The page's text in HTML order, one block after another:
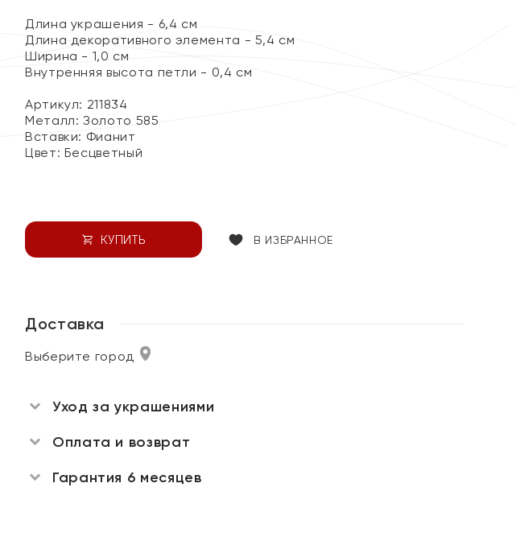
Длина украшения - 6,4 см
Длина декоративного элемента - 5,4 см
Ширина - 1,0 см
Внутренняя высота петли - 0,4 см
Артикул: 211834
Металл:Золото 585
Вставки: Фианит
Цвет: Бесцветный
КУПИТЬ В ИЗБРАННОЕ
Доставка
Выберите город
Уход за украшениями
Оплата и возврат
Гарантия 6 месяцев